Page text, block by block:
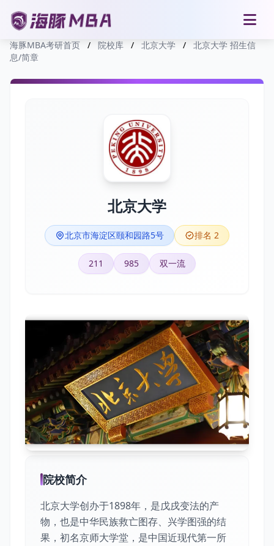
海豚MBA考研首页 / 院校库 / 北京大学 /
北京大学 招生信
息/简章
北京大学
北京市海淀区颐和园路5号 排名 2
211 985 双一流
院校简介
北京大学创办于1898年，是戊戌变法的产
物，也是中华民族救亡图存、兴学图强的结
果，初名京师大学堂，是中国近现代第一所